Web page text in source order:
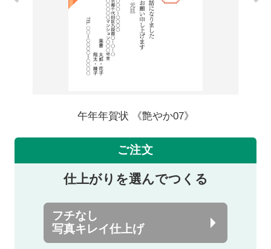
午年年賀状 《艶やか07》
ご注文
仕上がりを選んでつくる
フチなし
写真キレイ仕上げ